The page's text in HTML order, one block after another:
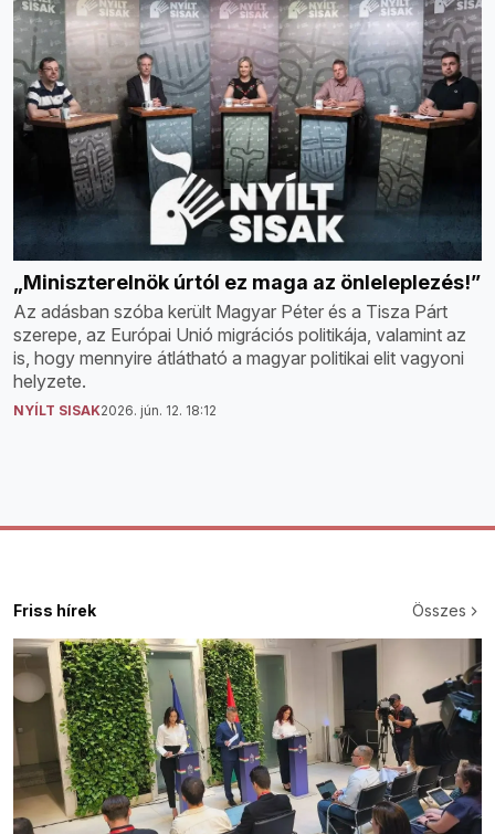
„Miniszterelnök úrtól ez maga az önleleplezés!”
Az adásban szóba került Magyar Péter és a Tisza Párt
szerepe, az Európai Unió migrációs politikája, valamint az
is, hogy mennyire átlátható a magyar politikai elit vagyoni
helyzete.
NYÍLT SISAK2026. jún. 12. 18:12
Friss hírek Összes